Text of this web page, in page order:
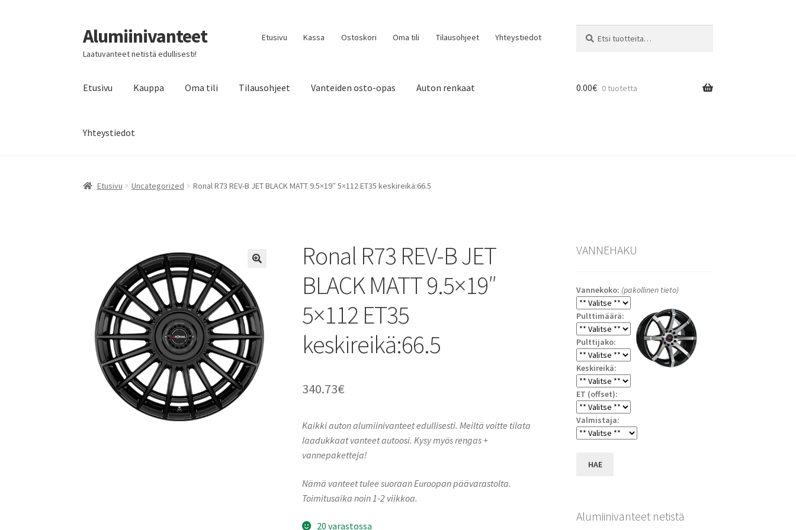
Siirry
navigointiin
Siirry
sisältöön
Alumiinivanteet
Laatuvanteet netistä edullisesti!
Etusivu Kassa Ostoskori Oma tili Tilausohjeet Yhteystiedot
Etusivu Kauppa Oma tili Tilausohjeet Vanteiden osto-opas Auton renkaat
Yhteystiedot
0.00€ 0 tuotetta
Etusivu Uncategorized Ronal R73 REV-B JET BLACK MATT 9.5×19″ 5×112 ET35 keskireikä:66.5
Ronal R73 REV-B JET
BLACK MATT 9.5×19″
5×112 ET35
keskireikä:66.5
340.73€
Kaikki auton alumiinivanteet edullisesti. Meiltä voitte tilata
laadukkaat vanteet autoosi. Kysy myös rengas +
vannepaketteja!
Nämä vanteet tulee suoraan Euroopan päävarastolta.
Toimitusaika noin 1-2 viikkoa.
20 varastossa
VANNEHAKU
Vannekoko: (pakollinen tieto)
Pulttimäärä:
Pulttijako:
Keskireikä:
ET (offset):
Valmistaja:
HAE
Alumiinivanteet netistä